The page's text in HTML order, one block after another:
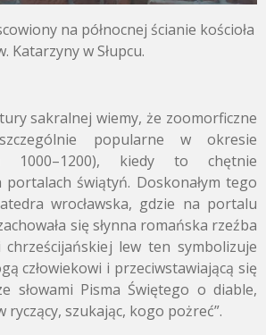
na północnej ścianie kościoła
Katarzyny w Słupcu.
sakralnej wiemy, że zoomorficzne
popularne w okresie
1000–1200), kiedy to chętnie
portalach świątyń. Doskonałym tego
wrocławska, gdzie na portalu
się słynna romańska rzeźba
lew ten symbolizuje
człowiekowi i przeciwstawiającą się
słowami Pisma Świętego o diable,
ryczący, szukając, kogo pożreć”.